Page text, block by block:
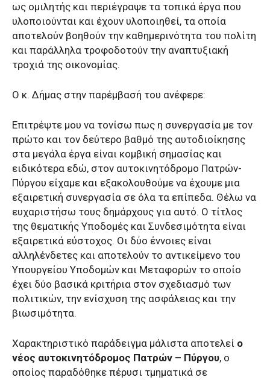
ως ομιλητής και περιέγραψε τα τοπικά έργα που
υλοποιούνται και έχουν υλοποιηθεί, τα οποία
αποτελούν βοηθούν την καθημερινότητα του πολίτη
και παράλληλα τροφοδοτούν την αναπτυξιακή
τροχιά της οικονομίας.
Ο κ. Δήμας στην παρέμβασή του ανέφερε:
Επιτρέψτε μου να τονίσω πως η συνεργασία με τον
πρώτο και τον δεύτερο βαθμό της αυτοδιοίκησης
στα μεγάλα έργα είναι κομβική σημασίας και
ειδικότερα εδώ, στον αυτοκινητόδρομο Πατρών-
Πύργου είχαμε και εξακολουθούμε να έχουμε μια
εξαιρετική συνεργασία σε όλα τα επίπεδα. Θέλω να
ευχαριστήσω τους δημάρχους για αυτό. Ο τίτλος
της θεματικής Υποδομές και Συνδεσιμότητα είναι
εξαιρετικά εύστοχος. Οι δύο έννοιες είναι
αλληλένδετες και αποτελούν το αντικείμενο του
Υπουργείου Υποδομών και Μεταφορών το οποίο
έχει δύο βασικά κριτήρια στον σχεδιασμό των
πολιτικών, την ενίσχυση της ασφάλειας και την
βιωσιμότητα.
Χαρακτηριστικό παράδειγμα μάλιστα αποτελεί ο
νέος αυτοκινητόδρομος Πατρών – Πύργου, ο
οποίος παραδόθηκε πέρυσι τμηματικά σε